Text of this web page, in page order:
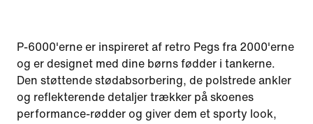
P-6000'erne er inspireret af retro Pegs fra 2000'erne
og er designet med dine børns fødder i tankerne.
Den støttende stødabsorbering, de polstrede ankler
og reflekterende detaljer trækker på skoenes
performance-rødder og giver dem et sporty look,